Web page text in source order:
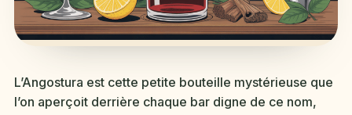
L’Angostura est cette petite bouteille mystérieuse que
l’on aperçoit derrière chaque bar digne de ce nom,